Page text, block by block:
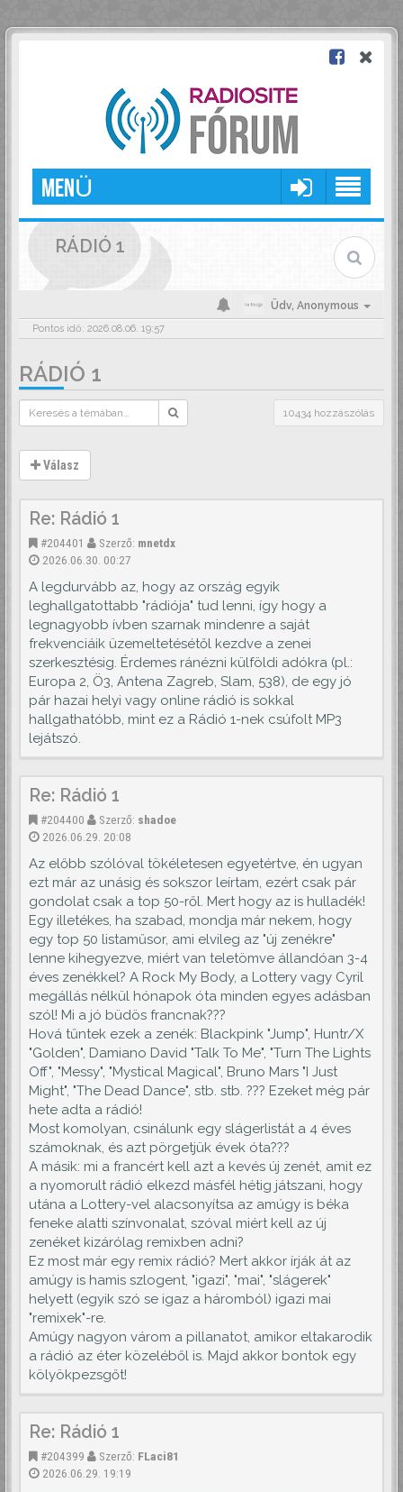
MENÜ
RÁDIÓ 1
Üdv, Anonymous
Pontos idő: 2026.08.06. 19:57
RÁDIÓ 1
10434 hozzászólás
Válasz
Re: Rádió 1
#204401 Szerző: mnetdx
2026.06.30. 00:27
A legdurvább az, hogy az ország egyik
leghallgatottabb "rádiója" tud lenni, így hogy a
legnagyobb ívben szarnak mindenre a saját
frekvenciáik üzemeltetésétől kezdve a zenei
szerkesztésig. Érdemes ránézni külföldi adókra (pl.:
Europa 2, Ö3, Antena Zagreb, Slam, 538), de egy jó
pár hazai helyi vagy online rádió is sokkal
hallgathatóbb, mint ez a Rádió 1-nek csúfolt MP3
lejátszó.
Re: Rádió 1
#204400 Szerző: shadoe
2026.06.29. 20:08
Az előbb szólóval tökéletesen egyetértve, én ugyan
ezt már az unásig és sokszor leírtam, ezért csak pár
gondolat csak a top 50-ről. Mert hogy az is hulladék!
Egy illetékes, ha szabad, mondja már nekem, hogy
egy top 50 listaműsor, ami elvileg az "új zenékre"
lenne kihegyezve, miért van teletömve állandóan 3-4
éves zenékkel? A Rock My Body, a Lottery vagy Cyril
megállás nélkül hónapok óta minden egyes adásban
szól! Mi a jó büdös francnak???
Hová tűntek ezek a zenék: Blackpink "Jump", Huntr/X
"Golden", Damiano David "Talk To Me", "Turn The Lights
Off", "Messy", "Mystical Magical", Bruno Mars "I Just
Might", "The Dead Dance", stb. stb. ??? Ezeket még pár
hete adta a rádió!
Most komolyan, csinálunk egy slágerlistát a 4 éves
számoknak, és azt pörgetjük évek óta???
A másik: mi a francért kell azt a kevés új zenét, amit ez
a nyomorult rádió elkezd másfél hétig játszani, hogy
utána a Lottery-vel alacsonyítsa az amúgy is béka
feneke alatti színvonalat, szóval miért kell az új
zenéket kizárólag remixben adni?
Ez most már egy remix rádió? Mert akkor írják át az
amúgy is hamis szlogent, "igazi", "mai", "slágerek"
helyett (egyik szó se igaz a háromból) igazi mai
"remixek"-re.
Amúgy nagyon várom a pillanatot, amikor eltakarodik
a rádió az éter közeléből is. Majd akkor bontok egy
kölyökpezsgőt!
Re: Rádió 1
#204399 Szerző: FLaci81
2026.06.29. 19:19